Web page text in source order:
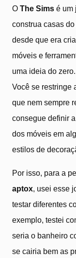
O The Sims é um
construa casas
desde que era
móveis e
uma ideia do
Você se restringe
que nem sempre
consegue definir
dos móveis em
estilos de
Por isso, para a
aptox, usei esse
testar diferentes
exemplo, testei
seria o banheiro
se cairia bem as